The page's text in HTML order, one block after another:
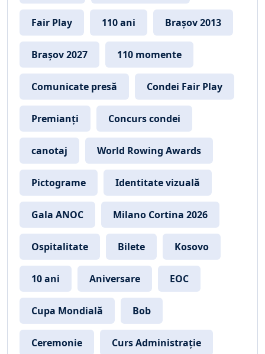
Fair Play 110 ani Brașov 2013
Brașov 2027 110 momente
Comunicate presă Condei Fair Play
Premianți Concurs condei
canotaj World Rowing Awards
Pictograme Identitate vizuală
Gala ANOC Milano Cortina 2026
Ospitalitate Bilete Kosovo
10 ani Aniversare EOC
Cupa Mondială Bob
Ceremonie Curs Administrație